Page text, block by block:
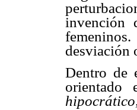
invención
desviación
Dentro de